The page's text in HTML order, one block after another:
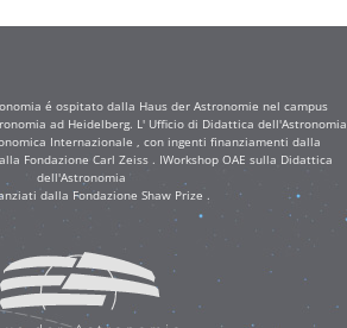
é ospitato dalla Haus der Astronomie nel campus
ad Heidelberg. L' Ufficio di Didattica dell'Astronomia
Internazionale , con ingenti finanziamenti dalla
Fondazione Carl Zeiss . IWorkshop OAE sulla Didattica
dell'Astronomia
dalla Fondazione Shaw Prize .